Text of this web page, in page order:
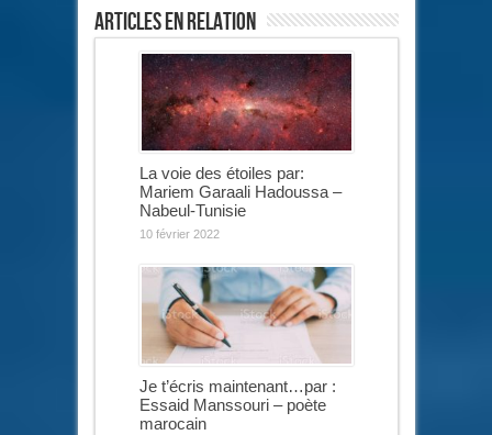
Articles en relation
La voie des étoiles par:
Mariem Garaali Hadoussa –
Nabeul-Tunisie
10 février 2022
Je t’écris maintenant…par :
Essaid Manssouri – poète
marocain